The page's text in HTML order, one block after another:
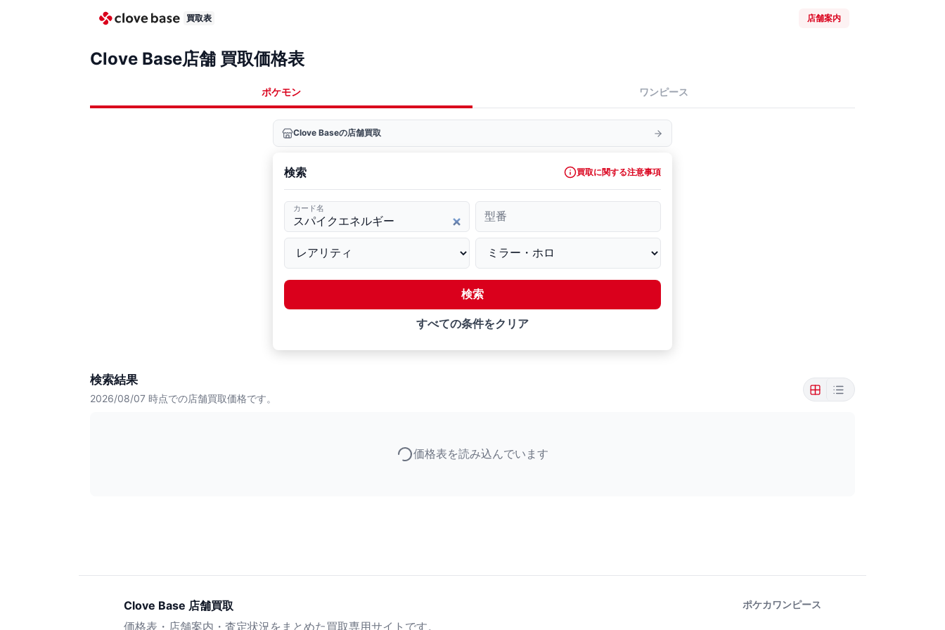
買取表 店舗案内
Clove Base店舗 買取価格表
ポケモン ワンピース
Clove Baseの店舗買取
検索 買取に関する注意事項
カード名
型番
検索
すべての条件をクリア
検索結果
2026/08/07 時点での店舗買取価格です。
価格表を読み込んでいます
Clove Base 店舗買取
価格表・店舗案内・査定状況をまとめた買取専用サイトです。
ポケカワンピース